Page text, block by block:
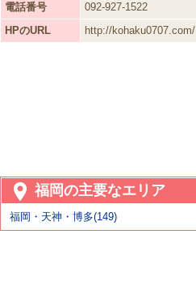
電話番号
092-927-1522
HPのURL
http://kohaku0707.com/
福岡の主要なエリア
福岡・天神・博多(149)